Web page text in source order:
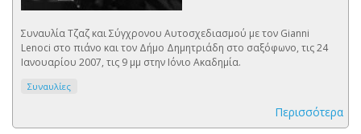
Συναυλία Τζαζ και Σύγχρονου Αυτοσχεδιασμού με τον Gianni
Lenoci στο πιάνο και τον Δήμο Δημητριάδη στο σαξόφωνο, τις 24
Ιανουαρίου 2007, τις 9 μμ στην Ιόνιο Ακαδημία.
Συναυλίες
Περισσότερα